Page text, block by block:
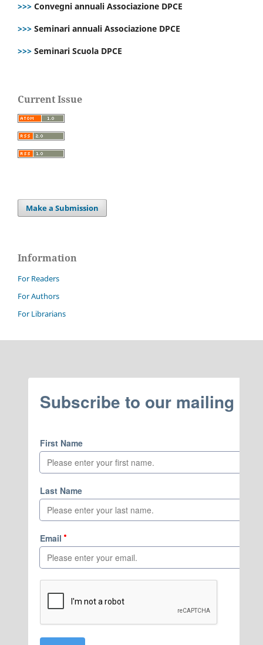
>>> Convegni annuali Associazione DPCE
>>> Seminari annuali Associazione DPCE
>>> Seminari Scuola DPCE
Current Issue
Make a Submission
Information
For Readers
For Authors
For Librarians